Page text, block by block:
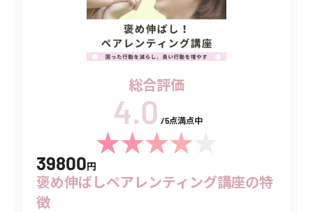
総合評価
/5点満点中
39800円
褒め伸ばしペアレンティング講座の特
徴